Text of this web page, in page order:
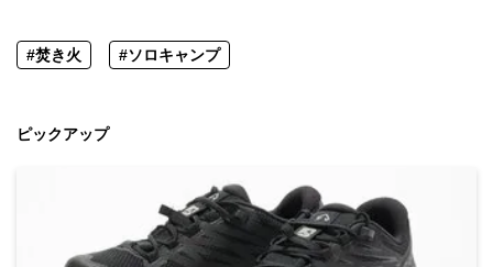
#焚き火 #ソロキャンプ
ピックアップ